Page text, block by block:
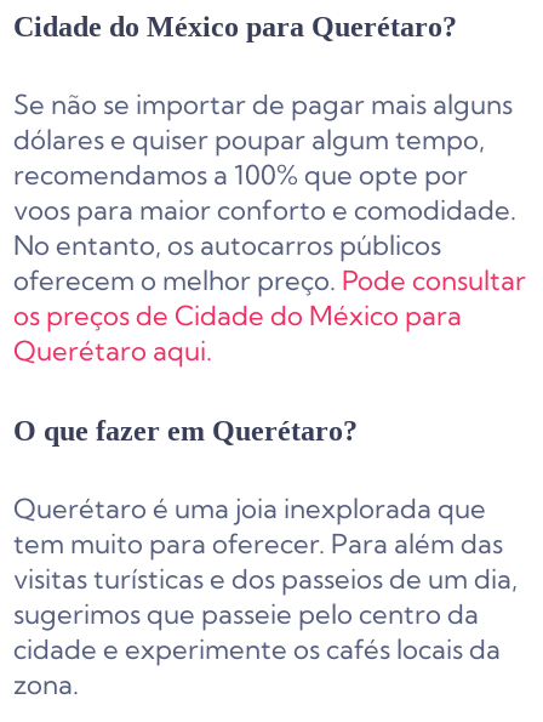
Cidade do México para Querétaro?
Se não se importar de pagar mais alguns
dólares e quiser poupar algum tempo,
recomendamos a 100% que opte por
voos para maior conforto e comodidade.
No entanto, os autocarros públicos
oferecem o melhor preço. Pode consultar
os preços de Cidade do México para
Querétaro aqui.
O que fazer em Querétaro?
Querétaro é uma joia inexplorada que
tem muito para oferecer. Para além das
visitas turísticas e dos passeios de um dia,
sugerimos que passeie pelo centro da
cidade e experimente os cafés locais da
zona.